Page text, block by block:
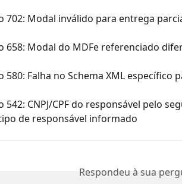
702: Modal inválido para entrega
658: Modal do MDFe referenciado
580: Falha no Schema XML específico
542: CNPJ/CPF do responsável pelo
de responsável informado
Respondeu à sua